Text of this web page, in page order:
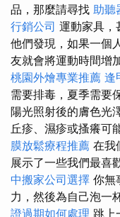
品，那麼請尋找 助聽
行銷公司 運動家具，
他們發現，如果一個
友就會將運動時間增
桃園外燴專業推薦 逢
需要排毒，夏季需要
陽光照射後的膚色光
丘疹、濕疹或搔癢可
膜放鬆療程推薦 在我
展示了一些我們最喜
中搬家公司選擇 你無
力，然後為自己泡一
證過期如何處理 跳上